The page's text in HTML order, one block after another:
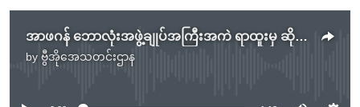
အာဖဂန် ဘောလုံးအဖွဲ့ချုပ်အကြီးအကဲ ရာထူးမှ ဆိုင်းငံံ့ခံရ
by ဗွီအိုအေသတင်းဌာန
No media source currently available